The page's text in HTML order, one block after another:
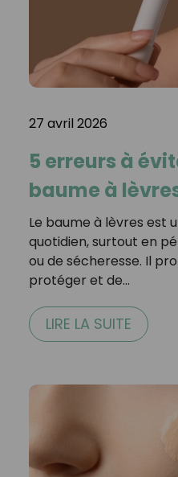
27 avril 2026
5 erreurs à
baume à
Le baume à lèvres est
quotidien, surtout en
ou de sécheresse. Il
protéger et de…
LIRE LA SUITE